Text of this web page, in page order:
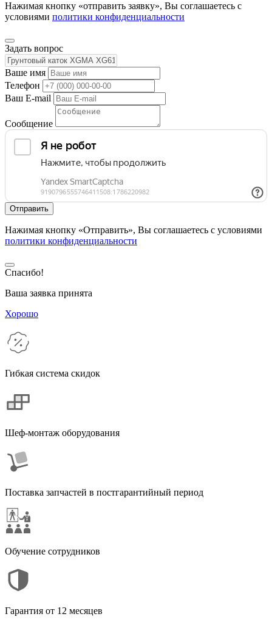
Нажимая кнопку «отправить заявку», Вы соглашаетесь с
условиями политики конфиденциальности
Задать вопрос
Ваше имя
Телефон
Ваш E-mail
Сообщение
Нажимая кнопку «Отправить», Вы соглашаетесь с условиями
политики конфиденциальности
Спасибо!
Ваша заявка принята
Хорошо
Гибкая система скидок
Шеф-монтаж оборудования
Поставка запчастей в постгарантийный период
Обучение сотрудников
Гарантия от 12 месяцев